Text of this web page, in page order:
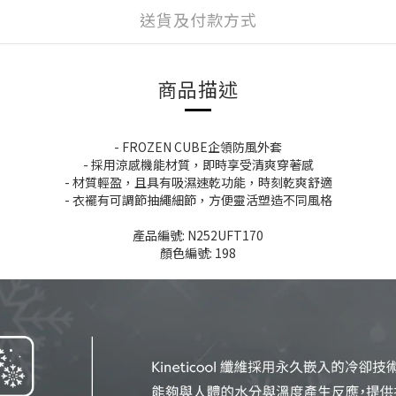
送貨及付款方式
商品描述
- FROZEN CUBE企領防風外套
- 採用涼感機能材質，即時享受清爽穿著感
- 材質輕盈，且具有吸濕速乾功能，時刻乾爽舒適
- 衣襬有可調節抽繩細節，方便靈活塑造不同風格
產品編號: N252UFT170
顏色編號: 198